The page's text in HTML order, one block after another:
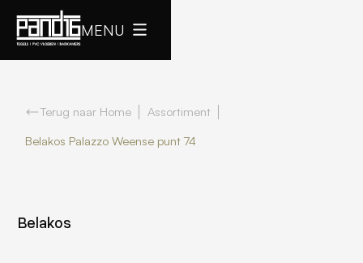
MENU
Terug naar Home
Assortiment
Belakos Palazzo Weense punt 74
Belakos